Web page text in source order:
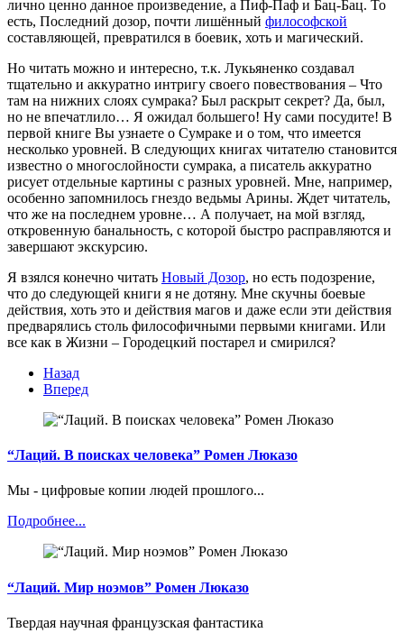
лично ценно данное произведение, а Пиф-Паф и Бац-Бац. То
есть, Последний дозор, почти лишённый философской
составляющей, превратился в боевик, хоть и магический.
Но читать можно и интересно, т.к. Лукьяненко создавал
тщательно и аккуратно интригу своего повествования – Что
там на нижних слоях сумрака? Был раскрыт секрет? Да, был,
но не впечатлило… Я ожидал большего! Ну сами посудите! В
первой книге Вы узнаете о Сумраке и о том, что имеется
несколько уровней. В следующих книгах читателю становится
известно о многослойности сумрака, а писатель аккуратно
рисует отдельные картины с разных уровней. Мне, например,
особенно запомнилось гнездо ведьмы Арины. Ждет читатель,
что же на последнем уровне… А получает, на мой взгляд,
откровенную банальность, с которой быстро расправляются и
завершают экскурсию.
Я взялся конечно читать Новый Дозор, но есть подозрение,
что до следующей книги я не дотяну. Мне скучны боевые
действия, хоть это и действия магов и даже если эти действия
предварялись столь философичными первыми книгами. Или
все как в Жизни – Городецкий постарел и смирился?
Назад
Вперед
“Лаций. В поисках человека” Ромен Люказо
Мы - цифровые копии людей прошлого...
Подробнее...
“Лаций. Мир ноэмов” Ромен Люказо
Твердая научная французская фантастика